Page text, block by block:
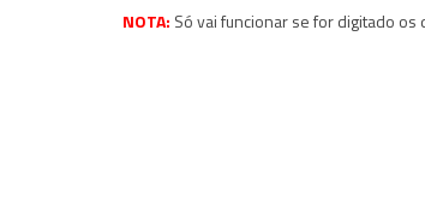
NOTA: Só vai funcionar se for digitado